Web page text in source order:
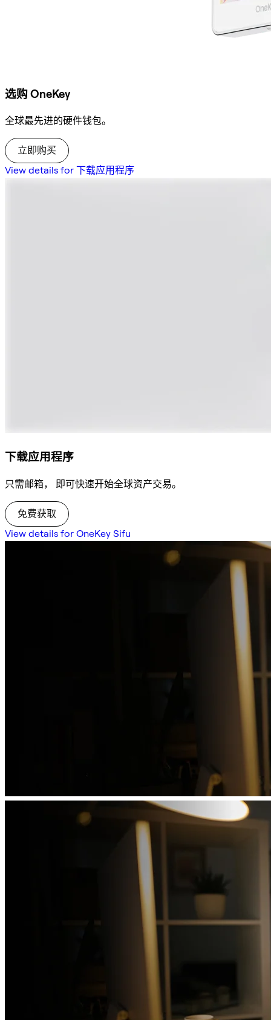
选购 OneKey
全球最先进的硬件钱包。
立即购买
View details for 下载应用程序
下载应用程序
只需邮箱， 即可快速开始全球资产交易。
免费获取
View details for OneKey Sifu